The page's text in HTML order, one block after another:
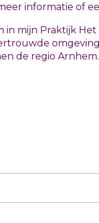
informatie of
in mijn Praktijk
de regio Arnhem.